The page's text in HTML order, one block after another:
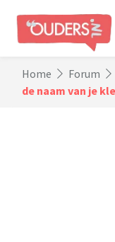
Home Forum
de naam van je